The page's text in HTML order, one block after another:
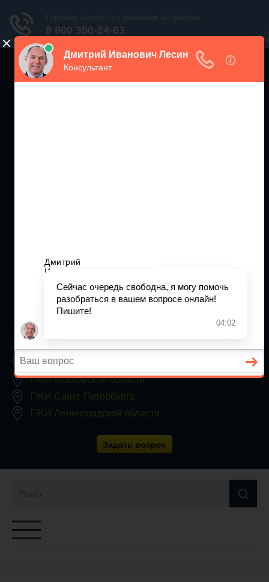
Все регионы
Заявки принимаются круглосуточно, без выходных
ГЖИ Москвы
ГЖИ Московской области
ГЖИ Санкт-Петербурга
ГЖИ Ленинградской области
Задать вопрос
Переключатель